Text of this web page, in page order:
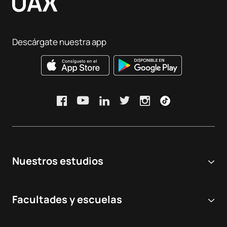
Nuestros estudios
Grados Universitarios
Facultades y escuelas
Descárgate nuestra app